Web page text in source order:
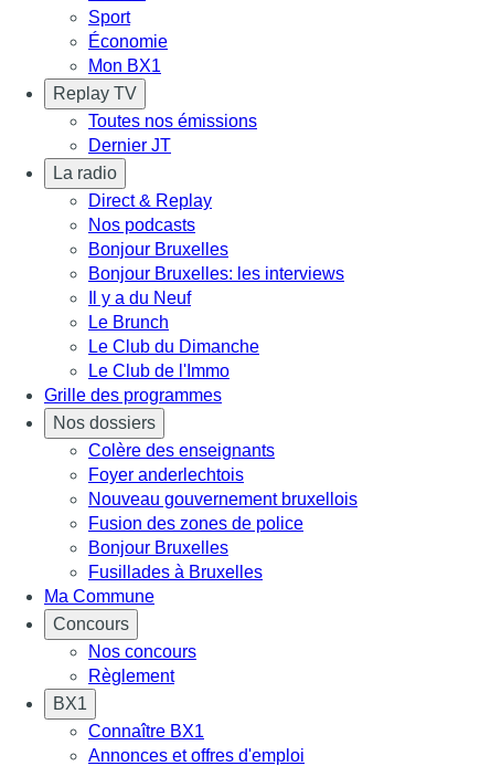
Sport
Économie
Mon BX1
Replay TV
Toutes nos émissions
Dernier JT
La radio
Direct & Replay
Nos podcasts
Bonjour Bruxelles
Bonjour Bruxelles: les interviews
Il y a du Neuf
Le Brunch
Le Club du Dimanche
Le Club de l'Immo
Grille des programmes
Nos dossiers
Colère des enseignants
Foyer anderlechtois
Nouveau gouvernement bruxellois
Fusion des zones de police
Bonjour Bruxelles
Fusillades à Bruxelles
Ma Commune
Concours
Nos concours
Règlement
BX1
Connaître BX1
Annonces et offres d'emploi